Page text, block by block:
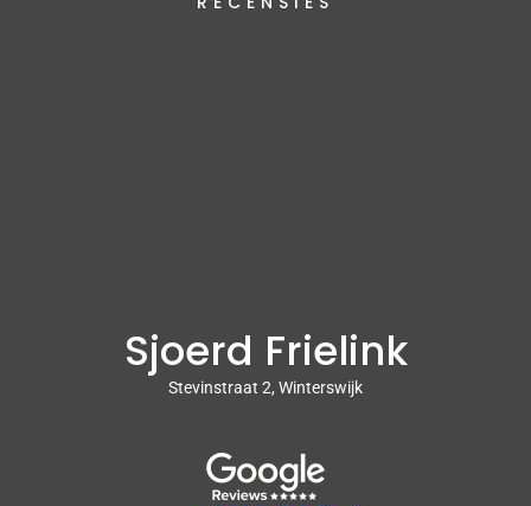
Sjoerd Frielink
Stevinstraat 2, Winterswijk